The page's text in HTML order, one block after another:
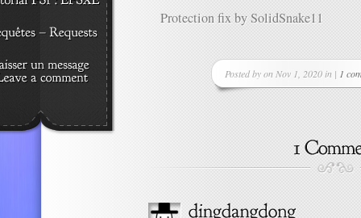
Protection fix by SolidSnake11
Posted by on Nov 1, 2020 in | 1